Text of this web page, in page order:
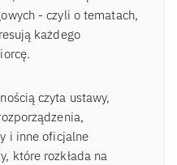
- czyli o tematach,
każdego
czyta ustawy,
i inne oficjalne
które rozkłada na